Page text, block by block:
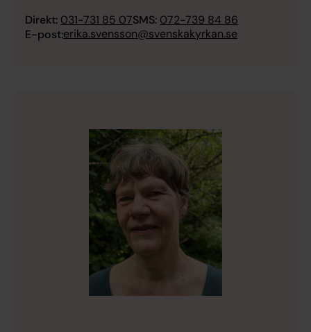
Direkt: 031-731 85 07SMS: 072-739 84 86
E-post:erika.svensson@svenskakyrkan.se